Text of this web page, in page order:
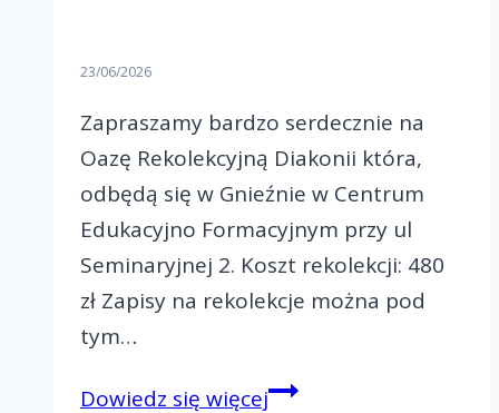
23/06/2026
Zapraszamy bardzo serdecznie na
Oazę Rekolekcyjną Diakonii która,
odbędą się w Gnieźnie w Centrum
Edukacyjno Formacyjnym przy ul
Seminaryjnej 2. Koszt rekolekcji: 480
zł Zapisy na rekolekcje można pod
tym…
Dowiedz się więcejZapraszamy